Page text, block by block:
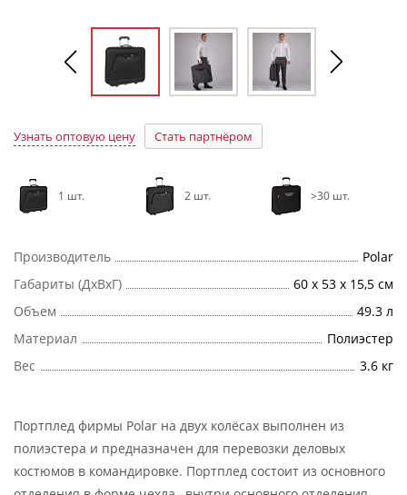
Узнать оптовую цену Стать партнёром
1 шт. 2 шт. >30 шт.
Производитель
Polar
Габариты (ДхВхГ)
60 x 53 x 15,5 см
Объем
49.3 л
Материал
Полиэстер
Вес
3.6 кг
Портплед фирмы Polar на двух колёсах выполнен из
полиэстера и предназначен для перевозки деловых
костюмов в командировке. Портплед состоит из основного